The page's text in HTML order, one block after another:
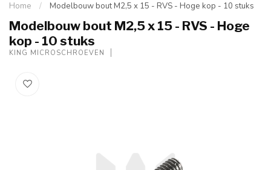
Home / Modelbouw bout M2,5 x 15 - RVS - Hoge kop - 10 stuks
Modelbouw bout M2,5 x 15 - RVS - Hoge
kop - 10 stuks
KING MICROSCHROEVEN